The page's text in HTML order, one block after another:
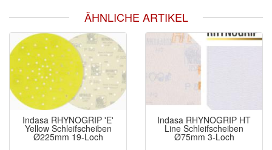
ÄHNLICHE ARTIKEL
Indasa RHYNOGRIP 'E'
Yellow Schleifscheiben
Ø225mm 19-Loch
Indasa RHYNOGRIP HT
Line Schleifscheiben
Ø75mm 3-Loch